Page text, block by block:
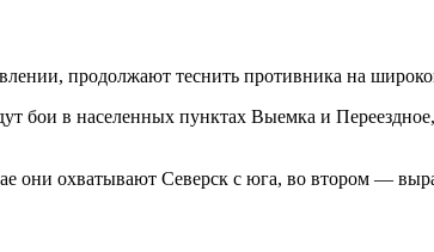
продолжают теснить противника на
бои в населенных пунктах Выемка и
они охватывают Северск с юга, во втором —